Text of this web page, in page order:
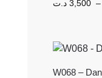
3,500 د.ت –
W068 –